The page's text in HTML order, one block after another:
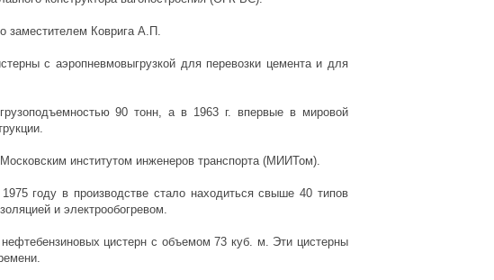
заместителем Коврига А.П.
с аэропневмовыгрузкой для перевозки цемента и для
90 тонн, а в 1963 г. впервые в мировой
институтом инженеров транспорта (МИИТом).
году в производстве стало находиться свыше 40 типов
и электрообогревом.
цистерн с объемом 73 куб. м. Эти цистерны